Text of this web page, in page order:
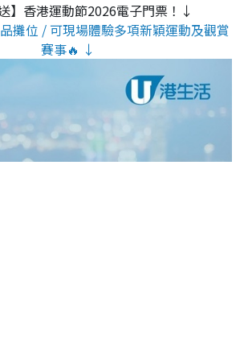
】香港運動節2026電子門票！↓
攤位 / 可現場體驗多項新穎運動及觀賞
賽事🔥 ↓